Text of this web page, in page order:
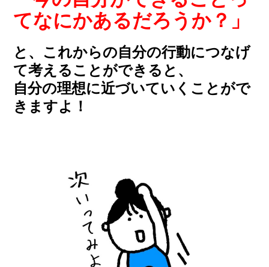
てなにかあるだろうか？」
と、これからの自分の行動につなげ
て考えることができると、
自分の理想に近づいていくことがで
きますよ！